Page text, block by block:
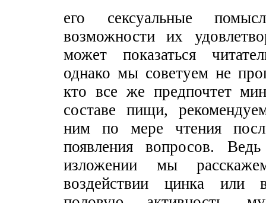
его сексуальные
возможности их
может показаться
однако мы советуем не
кто все же предпочтет
составе пищи,
ним по мере чтения
появления вопросов.
изложении мы
воздействии цинка или